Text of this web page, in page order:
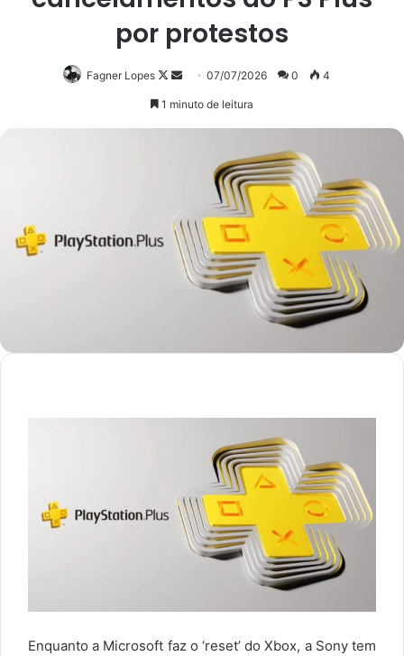
por protestos
Fagner Lopes
Follow
Mande07/07/2026 0 4
1 minuto de leitura
Enquanto a Microsoft faz o ‘reset’ do Xbox, a Sony tem